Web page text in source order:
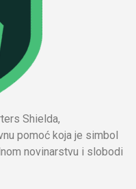
Shielda,
pomoć koja je simbol
novinarstvu i slobodi